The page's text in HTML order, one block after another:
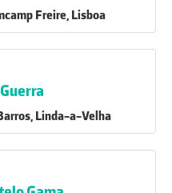
Freire, Lisboa
Linda-a-Velha